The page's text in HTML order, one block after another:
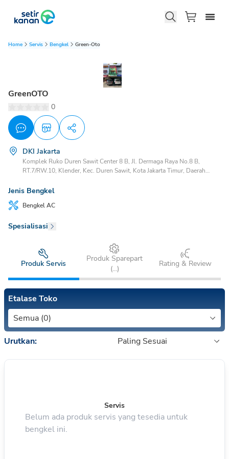
Home Servis Bengkel Green-Oto
GreenOTO
0
DKI Jakarta
Komplek Ruko Duren Sawit Center 8 B, Jl. Dermaga Raya No.8 B,
RT.7/RW.10, Klender, Kec. Duren Sawit, Kota Jakarta Timur, Daerah
Jakarta, 13470
Jenis Bengkel
BengkelAC
Spesialisasi
Produk Servis
Produk Sparepart
(...)
Rating & Review
Etalase Toko
Semua (0)
Urutkan: Paling Sesuai
Servis
Belum ada produk servis yang tesedia untuk
bengkel ini.